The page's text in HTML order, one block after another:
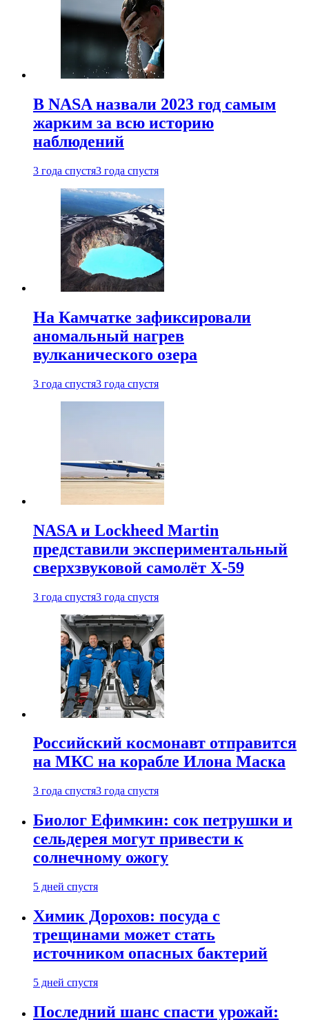
В NASA назвали 2023 год самым
жарким за всю историю
наблюдений
3 года спустя3 года спустя
На Камчатке зафиксировали
аномальный нагрев
вулканического озера
3 года спустя3 года спустя
NASA и Lockheed Martin
представили экспериментальный
сверхзвуковой самолёт X-59
3 года спустя3 года спустя
Российский космонавт отправится
на МКС на корабле Илона Маска
3 года спустя3 года спустя
Биолог Ефимкин: сок петрушки и
сельдерея могут привести к
солнечному ожогу
5 дней спустя
Химик Дорохов: посуда с
трещинами может стать
источником опасных бактерий
5 дней спустя
Последний шанс спасти урожай: